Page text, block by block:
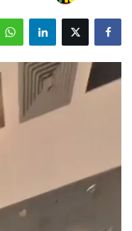
تكنولوجيا وعلوم
صحة ولياقة
أطباق من المطابخ العربية
منوعات عامة
جاليري الفن التشكيلي